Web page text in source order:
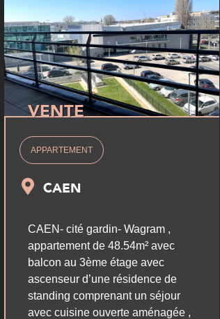
VENTE
APPARTEMENT
CAEN
CAEN- cité gardin- Wagram ,
appartement de 48.54m² avec
balcon au 3ème étage avec
ascenseur d’une résidence de
standing comprenant un séjour
avec cuisine ouverte aménagée ,